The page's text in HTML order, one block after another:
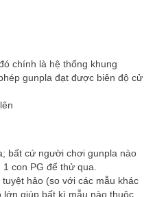
chính là hệ thống khung
gunpla đạt được biên độ cử
bất cứ người chơi gunpla nào
con PG để thử qua.
hảo (so với các mẫu khác
giúp bất kì mẫu nào thuộc